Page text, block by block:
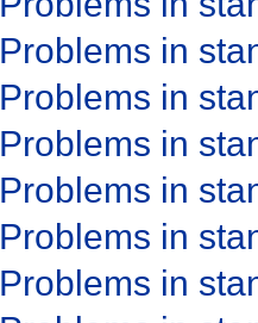
Problems in
Problems in
Problems in
Problems in
Problems in
Problems in